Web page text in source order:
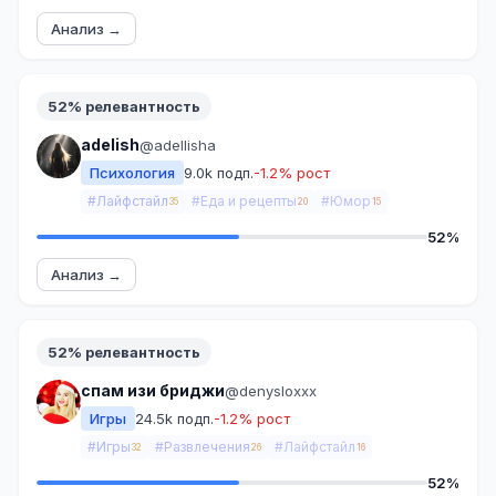
Анализ →
52% релевантность
adelish@adellisha
Психология 9.0k подп.-1.2% рост
#Лайфстайл 35 #Еда и рецепты 20 #Юмор 15
52%
Анализ →
52% релевантность
спам изи бриджи@denysloxxx
Игры
24.5k подп.-1.2% рост
#Игры 32 #Развлечения 26 #Лайфстайл 16
52%